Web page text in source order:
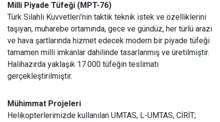
Milli Piyade Tüfeği (MPT-76)
Türk Silahlı Kuvvetleri’nin taktik teknik istek ve özelliklerini
taşıyan, muharebe ortamında, gece ve gündüz, her türlü arazi
ve hava şartlarında hizmet edecek modern bir piyade tüfeği
tamamen milli imkanlar dahilinde tasarlanmış ve üretilmiştir.
Halihazırda yaklaşık 17.000 tüfeğin teslimatı
gerçekleştirilmiştir.
Mühimmat Projeleri
Helikopterlerimizde kullanılan UMTAS, L-UMTAS, CİRİT;